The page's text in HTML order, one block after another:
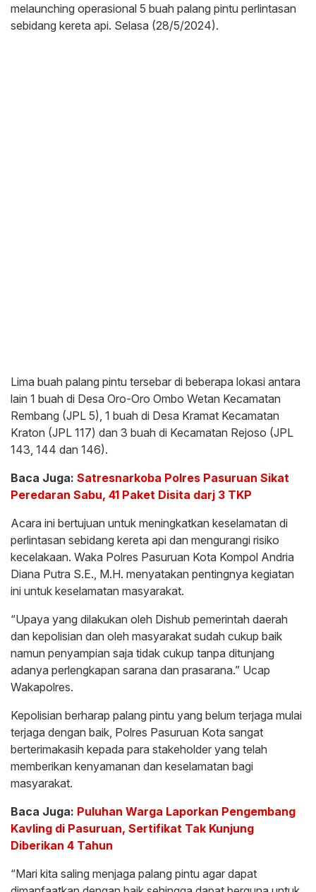
melaunching operasional 5 buah palang pintu perlintasan
sebidang kereta api. Selasa (28/5/2024).
Lima buah palang pintu tersebar di beberapa lokasi antara
lain 1 buah di Desa Oro-Oro Ombo Wetan Kecamatan
Rembang (JPL 5), 1 buah di Desa Kramat Kecamatan
Kraton (JPL 117) dan 3 buah di Kecamatan Rejoso (JPL
143, 144 dan 146).
Baca Juga: Satresnarkoba Polres Pasuruan Sikat
Peredaran Sabu, 41 Paket Disita darj 3 TKP
Acara ini bertujuan untuk meningkatkan keselamatan di
perlintasan sebidang kereta api dan mengurangi risiko
kecelakaan. Waka Polres Pasuruan Kota Kompol Andria
Diana Putra S.E., M.H. menyatakan pentingnya kegiatan
ini untuk keselamatan masyarakat.
“Upaya yang dilakukan oleh Dishub pemerintah daerah
dan kepolisian dan oleh masyarakat sudah cukup baik
namun penyampian saja tidak cukup tanpa ditunjang
adanya perlengkapan sarana dan prasarana.” Ucap
Wakapolres.
Kepolisian berharap palang pintu yang belum terjaga mulai
terjaga dengan baik, Polres Pasuruan Kota sangat
berterimakasih kepada para stakeholder yang telah
memberikan kenyamanan dan keselamatan bagi
masyarakat.
Baca Juga: Puluhan Warga Laporkan Pengembang
Kavling di Pasuruan, Sertifikat Tak Kunjung
Diberikan 4 Tahun
“Mari kita saling menjaga palang pintu agar dapat